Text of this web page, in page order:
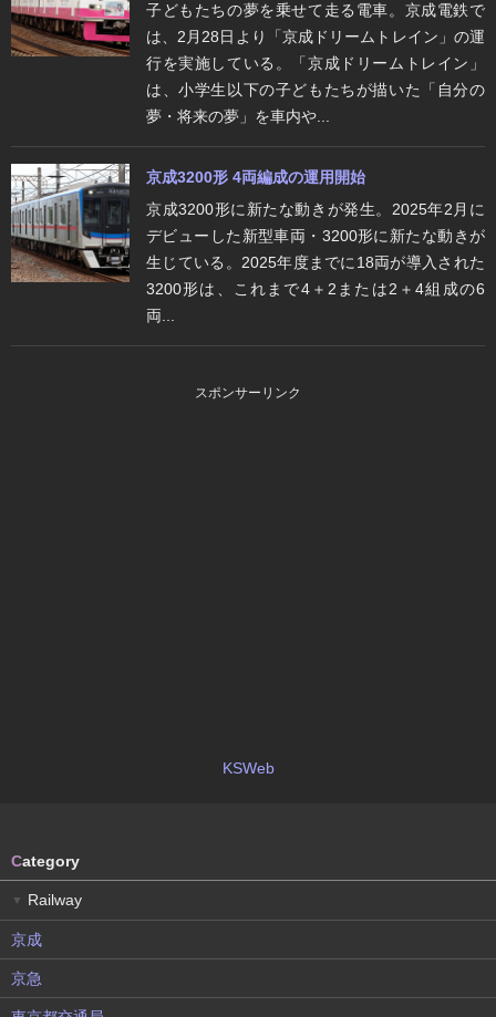
子どもたちの夢を乗せて走る電車。京成電鉄で
は、2月28日より「京成ドリームトレイン」の運
行を実施している。「京成ドリームトレイン」
は、小学生以下の子どもたちが描いた「自分の
夢・将来の夢」を車内や...
京成3200形 4両編成の運用開始
京成3200形に新たな動きが発生。2025年2月に
デビューした新型車両・3200形に新たな動きが
生じている。2025年度までに18両が導入された
3200形は、これまで4＋2または2＋4組成の6
両...
スポンサーリンク
KSWeb
Category
▼ Railway
京成
京急